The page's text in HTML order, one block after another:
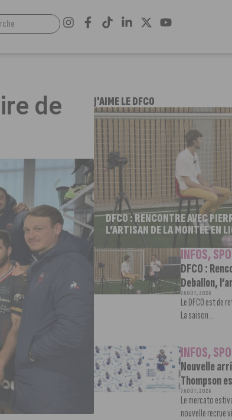
de
J'AIME LE DFCO
DFCO : RENCONTRE AVEC
L’ARTISAN DE LA MONTÉE EN
INFOS,
DFCO :
Deballon,
7 AOÛT, 2026
Le DFCO est de
La saison...
INFOS,
Nouvelle
Thompson
7 AOÛT, 2026
Le mercato
nouvelle recrue